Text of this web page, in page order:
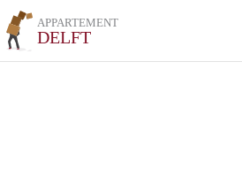
APPARTEMENT
DELFT